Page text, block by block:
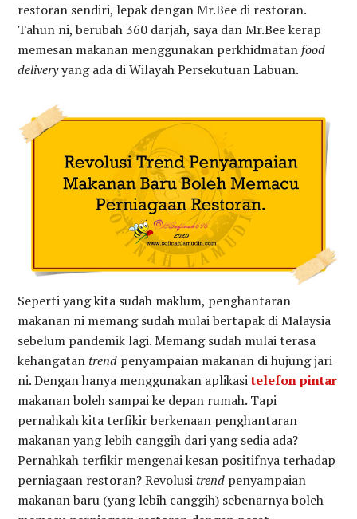
restoran sendiri, lepak dengan Mr.Bee di restoran.
Tahun ni, berubah 360 darjah, saya dan Mr.Bee kerap
memesan makanan menggunakan perkhidmatan food
deliveryyang ada di Wilayah Persekutuan Labuan.
Seperti yang kita sudah maklum, penghantaran
makanan ni memang sudah mulai bertapak di Malaysia
sebelum pandemik lagi. Memang sudah mulai terasa
kehangatantrend penyampaian makanan di hujung jari
ni. Dengan hanya menggunakan aplikasitelefon pintar
makanan boleh sampai ke depan rumah. Tapi
pernahkah kita terfikir berkenaan penghantaran
makanan yang lebih canggih dari yang sedia ada?
Pernahkah terfikir mengenai kesan positifnya terhadap
perniagaan restoran? Revolusitrend penyampaian
makanan baru (yang lebih canggih) sebenarnya boleh